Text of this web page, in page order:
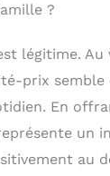
?
légitime.
prix semble
En
un
au